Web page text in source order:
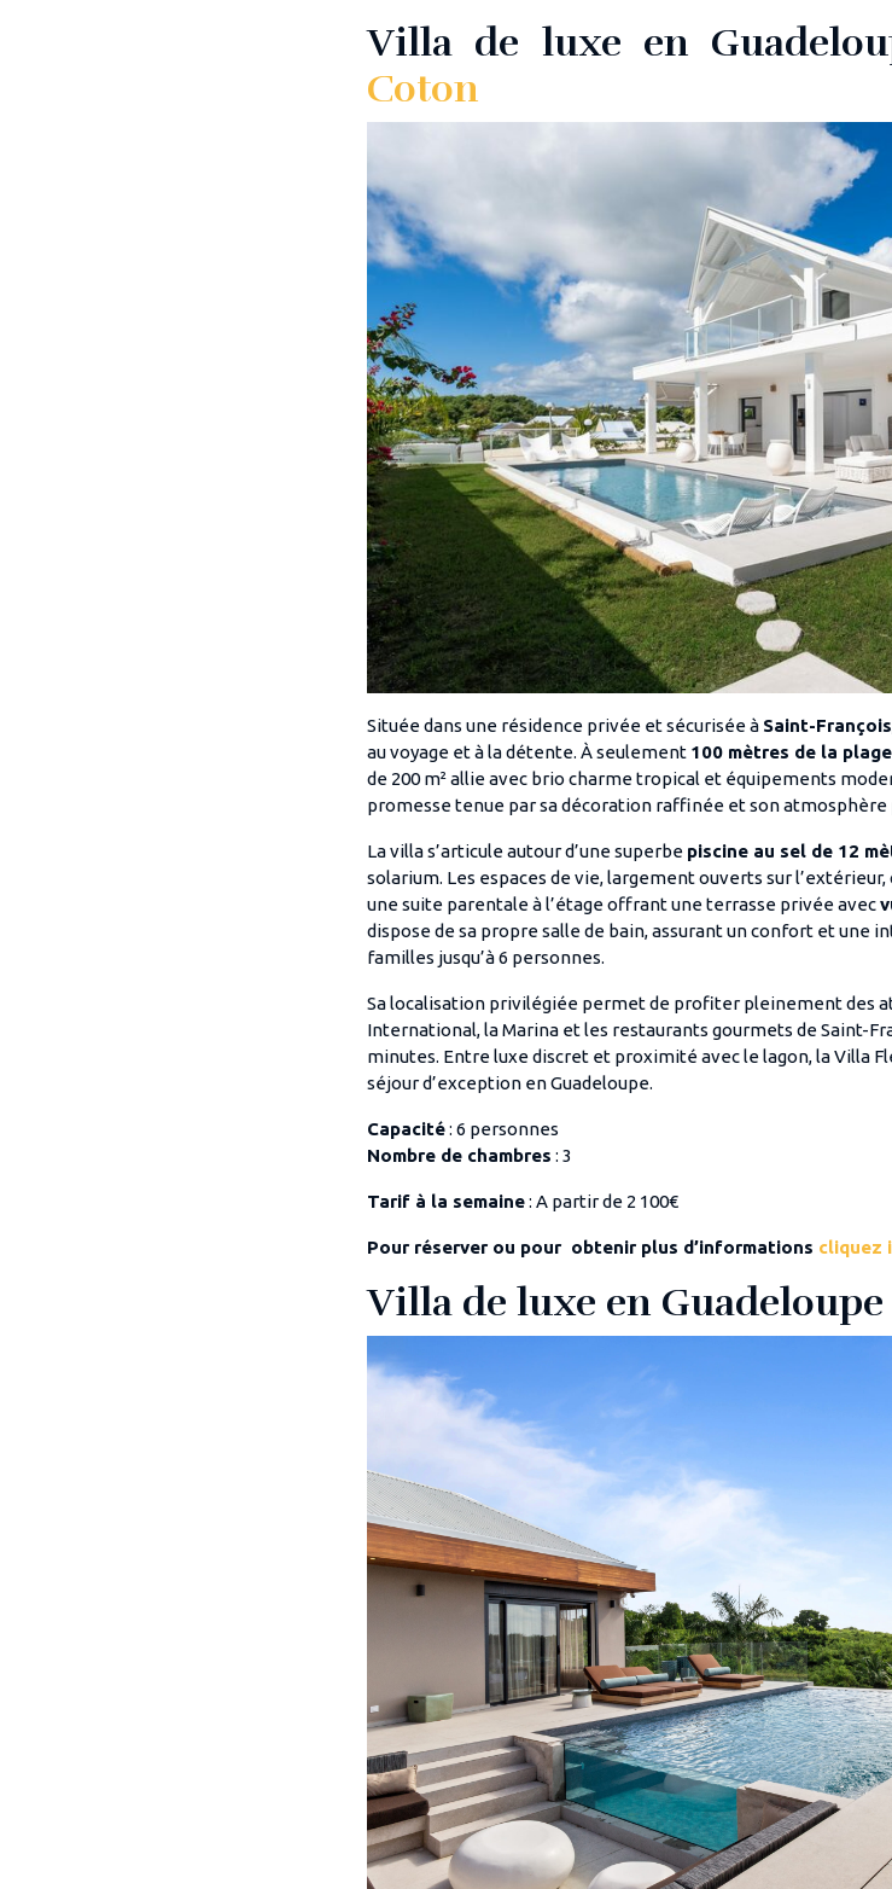
Villa de luxe en
Coton
Située dans une résidence privée et sécurisée à Saint-François
au voyage et à la détente. À seulement 100 mètres de la
de 200 m² allie avec brio charme tropical et équipements
promesse tenue par sa décoration raffinée et son atmosphère
La villa s’articule autour d’une superbe piscine au sel de 12
solarium. Les espaces de vie, largement ouverts sur
une suite parentale à l’étage offrant une terrasse privée avec
dispose de sa propre salle de bain, assurant un confort et une
familles jusqu’à 6 personnes.
Sa localisation privilégiée permet de profiter pleinement des
International, la Marina et les restaurants gourmets de Saint-
minutes. Entre luxe discret et proximité avec le lagon, la Villa
séjour d’exception en Guadeloupe.
Capacité: 6 personnes
Nombre de chambres : 3
Tarif à la semaine: A partir de 2 100€
Pour réserver ou pour obtenir plus d’informations cliquez
Villa de luxe en